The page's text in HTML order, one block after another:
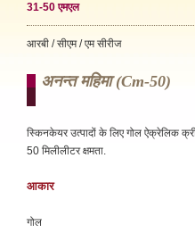
31-50 एमएल
आरबी / सीएम / एम सीरीज
अनन्त महिमा (cm-50)
स्किनकेयर उत्पादों के लिए गोल ऐक्रेलिक
50 मिलीलीटर क्षमता.
आकार
गोल